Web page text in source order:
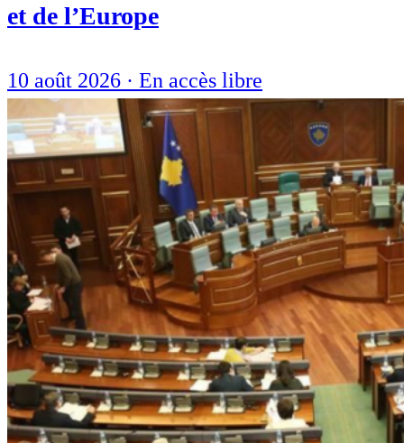
et de l’Europe
10 août 2026 · En accès libre